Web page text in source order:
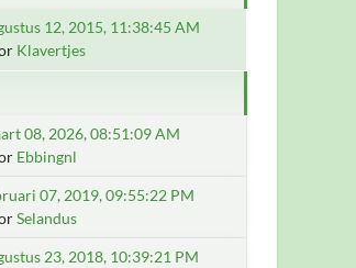
12, 2015, 11:38:45 AM
Klavertjes
08, 2026, 08:51:09 AM
Ebbingnl
07, 2019, 09:55:22 PM
Selandus
23, 2018, 10:39:21 PM